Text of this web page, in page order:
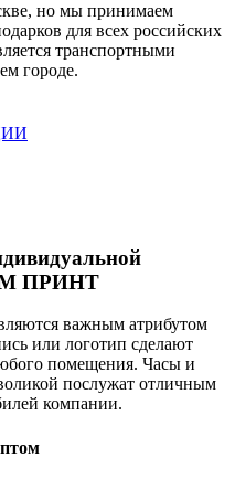
но мы принимаем
для всех российских
транспортными
городе.
ПРИНТ
важным атрибутом
или логотип сделают
помещения. Часы и
послужат отличным
компании.